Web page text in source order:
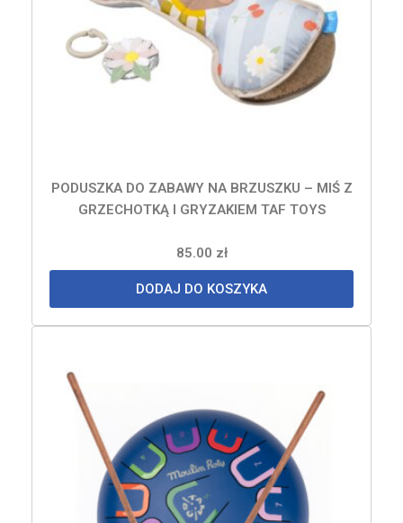
PODUSZKA DO ZABAWY NA BRZUSZKU – MIŚ Z
GRZECHOTKĄ I GRYZAKIEM TAF TOYS
85.00 zł
DODAJ DO KOSZYKA